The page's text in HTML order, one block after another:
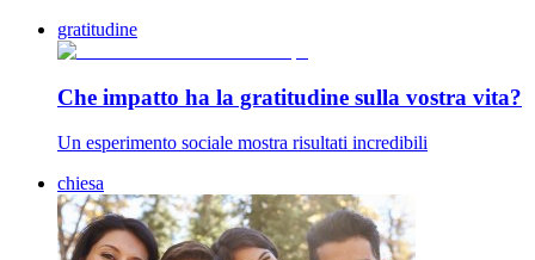
gratitudine
Che impatto ha la gratitudine sulla vostra vita?
Un esperimento sociale mostra risultati incredibili
chiesa